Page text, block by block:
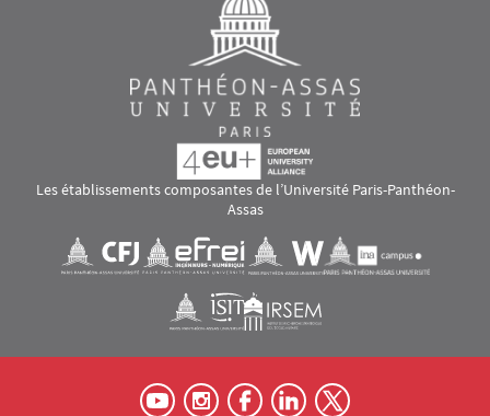
Les établissements composantes de l’Université Paris-Panthéon-
Assas
Visuel svgVisuel svg Visuel svgVisuel svg
Visuel svgVisuel svg